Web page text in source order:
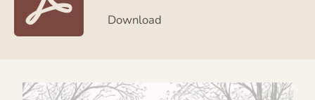
Download